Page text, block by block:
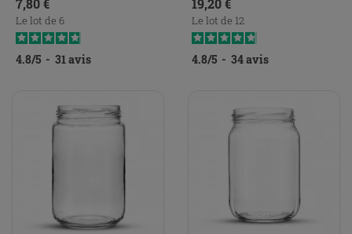
7,80 €
Le lot de 6
4.8/5 - 31avis
19,20 €
Le lot de 12
4.8/5 - 34avis